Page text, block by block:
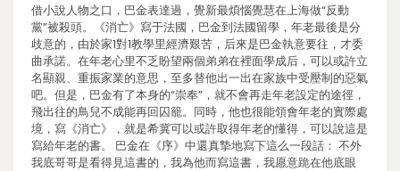
借小說人物之口，巴金表達過，覺新最煩惱覺慧在上海做“反動
黨”被殺頭。《消亡》寫于法國，巴金到法國留學，年老最後是分
歧意的，由於家1對1教學里經濟艱苦，后來是巴金執意要往，才委
曲承諾。在年老心里不乏盼望兩個弟弟在裡面學成后，可以或許立
名顯親、重振家業的意思，至多替他出一出在家族中受壓制的惡氣
吧。但是，巴金有了本身的“崇奉”，就不會再走年老設定的途徑，
飛出往的鳥兒不成能再回囚籠。同時，他也很能領會年老的實際處
境，寫《消亡》，就是希冀可以或許取得年老的懂得，可以說這是
寫給年老的書。 巴金在《序》中還真摯地寫下這么一段話： 不外
我底哥哥是看得見這書的，我為他而寫這書，我愿意跪在他底眼